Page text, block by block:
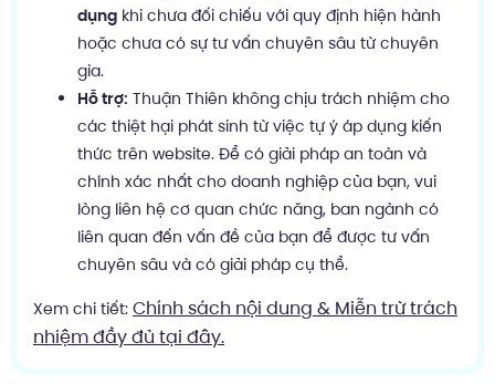
dụng khi chưa đối chiếu với quy định hiện hành
hoặc chưa có sự tư vấn chuyên sâu từ chuyên
gia.
Hỗ trợ: Thuận Thiên không chịu trách nhiệm cho
các thiệt hại phát sinh từ việc tự ý áp dụng kiến
thức trên website. Để có giải pháp an toàn và
chính xác nhất cho doanh nghiệp của bạn, vui
lòng liên hệ cơ quan chức năng, ban ngành có
liên quan đến vấn đề của bạn để được tư vấn
chuyên sâu và có giải pháp cụ thể.
Xem chi tiết: Chính sách nội dung & Miễn trừ trách
nhiệm đầy đủ tại đây.